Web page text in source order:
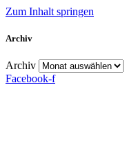
Zum Inhalt springen
Archiv
Archiv
Facebook-f